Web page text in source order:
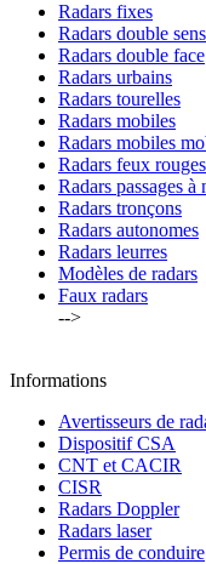
Radars fixes
Radars double sens
Radars double face
Radars urbains
Radars tourelles
Radars mobiles
Radars mobiles
Radars feux rouges
Radars passages à
Radars tronçons
Radars autonomes
Radars leurres
Modèles de radars
Faux radars
-->
Informations
Avertisseurs de
Dispositif CSA
CNT et CACIR
CISR
Radars Doppler
Radars laser
Permis de conduire